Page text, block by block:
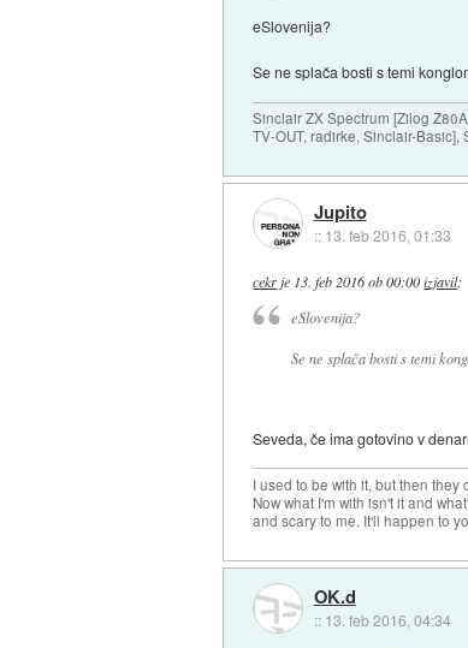
eSlovenija?
Se ne splača bosti s temi
Sinclair ZX Spectrum [Zilog
TV-OUT, radirke, Sinclair-Basic],
Jupito
:: 13. feb 2016, 01:33
cekr je 13. feb 2016 ob 00:00 izjavil:
eSlovenija?
Se ne splača bosti s temi
Seveda, če ima gotovino v
I used to be with it, but then they
Now what I'm with isn't it and
and scary to me. It'll happen to
OK.d
:: 13. feb 2016, 04:34